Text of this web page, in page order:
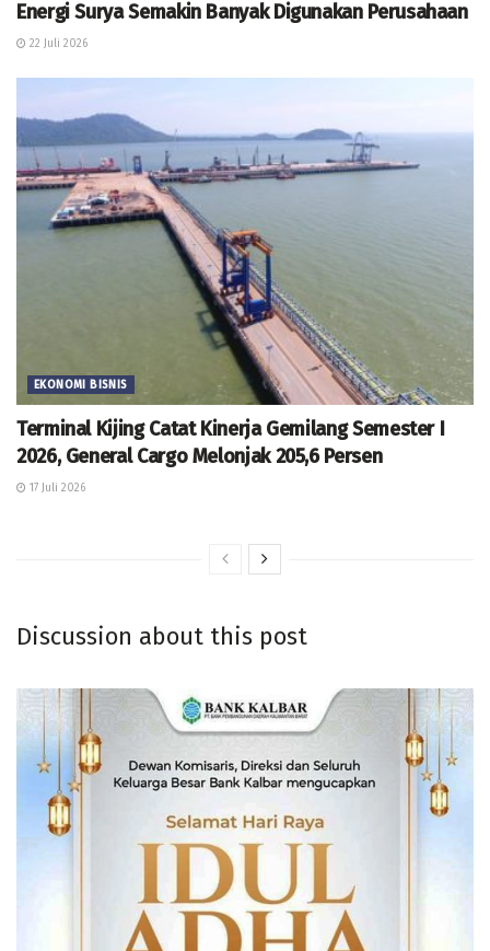
Energi Surya Semakin Banyak Digunakan Perusahaan
22 Juli 2026
EKONOMI BISNIS
Terminal Kijing Catat Kinerja Gemilang Semester I
2026, General Cargo Melonjak 205,6 Persen
17 Juli 2026
Discussion about this post